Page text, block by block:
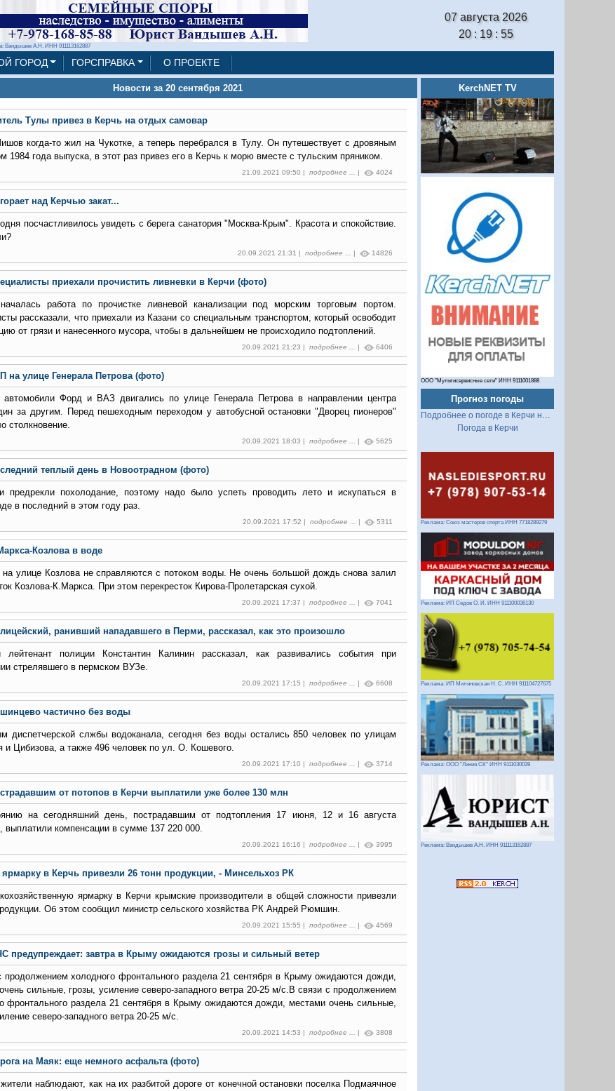
Вандышев А.Н. ИНН 911113162887
07 августа 2026
20 : 19 : 56
ГОРОД ГОРСПРАВКА О ПРОЕКТЕ
Новости за 20 сентября 2021
Тулы привез в Керчь на отдых самовар
когда-то жил на Чукотке, а теперь перебрался в Тулу. Он путешествует с дровяным
1984 года выпуска, в этот раз привез его в Керчь к морю вместе с тульским пряником.
21.09.2021 09:50 | подробнее ... | 4024
над Керчью закат...
посчастливилось увидеть с берега санатория "Москва-Крым". Красота и спокойствие.
20.09.2021 21:31 | подробнее ... | 14826
приехали прочистить ливневки в Керчи (фото)
работа по прочистке ливневой канализации под морским торговым портом.
рассказали, что приехали из Казани со специальным транспортом, который освободит
от грязи и нанесенного мусора, чтобы в дальнейшем не происходило подтоплений.
20.09.2021 21:23 | подробнее ... | 6406
на улице Генерала Петрова (фото)
автомобили Форд и ВАЗ двигались по улице Генерала Петрова в направлении центра
за другим. Перед пешеходным переходом у автобусной остановки "Дворец пионеров"
столкновение.
20.09.2021 18:03 | подробнее ... | 5625
теплый день в Новоотрадном (фото)
предрекли похолодание, поэтому надо было успеть проводить лето и искупаться в
в последний в этом году раз.
20.09.2021 17:52 | подробнее ... | 5311
Козлова в воде
на улице Козлова не справляются с потоком воды. Не очень большой дождь снова залил
Козлова-К.Маркса. При этом перекресток Кирова-Пролетарская сухой.
20.09.2021 17:37 | подробнее ... | 7041
ранивший нападавшего в Перми, рассказал, как это произошло
лейтенант полиции Константин Калинин рассказал, как развивались события при
стрелявшего в пермском ВУЗе.
20.09.2021 17:15 | подробнее ... | 6608
частично без воды
диспетчерской слжбы водоканала, сегодня без воды остались 850 человек по улицам
и Цибизова, а также 496 человек по ул. О. Кошевого.
20.09.2021 17:10 | подробнее ... | 3714
от потопов в Керчи выплатили уже более 130 млн
на сегодняшний день, пострадавшим от подтопления 17 июня, 12 и 16 августа
выплатили компенсации в сумме 137 220 000.
20.09.2021 16:16 | подробнее ... | 3995
ярмарку в Керчь привезли 26 тонн продукции, - Минсельхоз РК
ярмарку в Керчи крымские производители в общей сложности привезли
Об этом сообщил министр сельского хозяйства РК Андрей Рюмшин.
20.09.2021 15:55 | подробнее ... | 4569
предупреждает: завтра в Крыму ожидаются грозы и сильный ветер
продолжением холодного фронтального раздела 21 сентября в Крыму ожидаются дожди,
сильные, грозы, усиление северо-западного ветра 20-25 м/с.В связи с продолжением
фронтального раздела 21 сентября в Крыму ожидаются дожди, местами очень сильные,
северо-западного ветра 20-25 м/с.
20.09.2021 14:53 | подробнее ... | 3808
на Маяк: еще немного асфальта (фото)
наблюдают, как на их разбитой дороге от конечной остановки поселка Подмаячное
KerchNET TV
ООО "Мультисервисные сети" ИНН 9111001888
Прогноз погоды
Подробнее о погоде в Керчи на 2 недели
Погода в Керчи
Реклама: Союз мастеров спорта ИНН 7718289279
Реклама: ИП Седов О. И. ИНН 911100036130
Реклама: ИП Миляновская Н. С. ИНН 911104727675
Реклама: ООО "Линия СК" ИНН 9111030039
Реклама: Вандышев А.Н. ИНН 911113162887